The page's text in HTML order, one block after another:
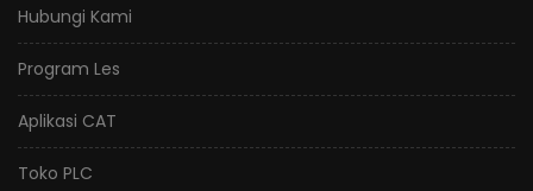
Hubungi Kami
Program Les
Aplikasi CAT
Toko PLC